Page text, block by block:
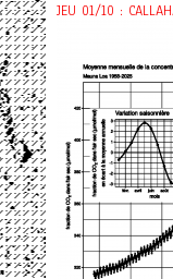
JEU 01/10 :